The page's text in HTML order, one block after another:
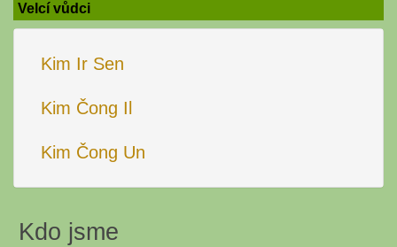
Velcí vůdci
Kim Ir Sen
Kim Čong Il
Kim Čong Un
Kdo jsme